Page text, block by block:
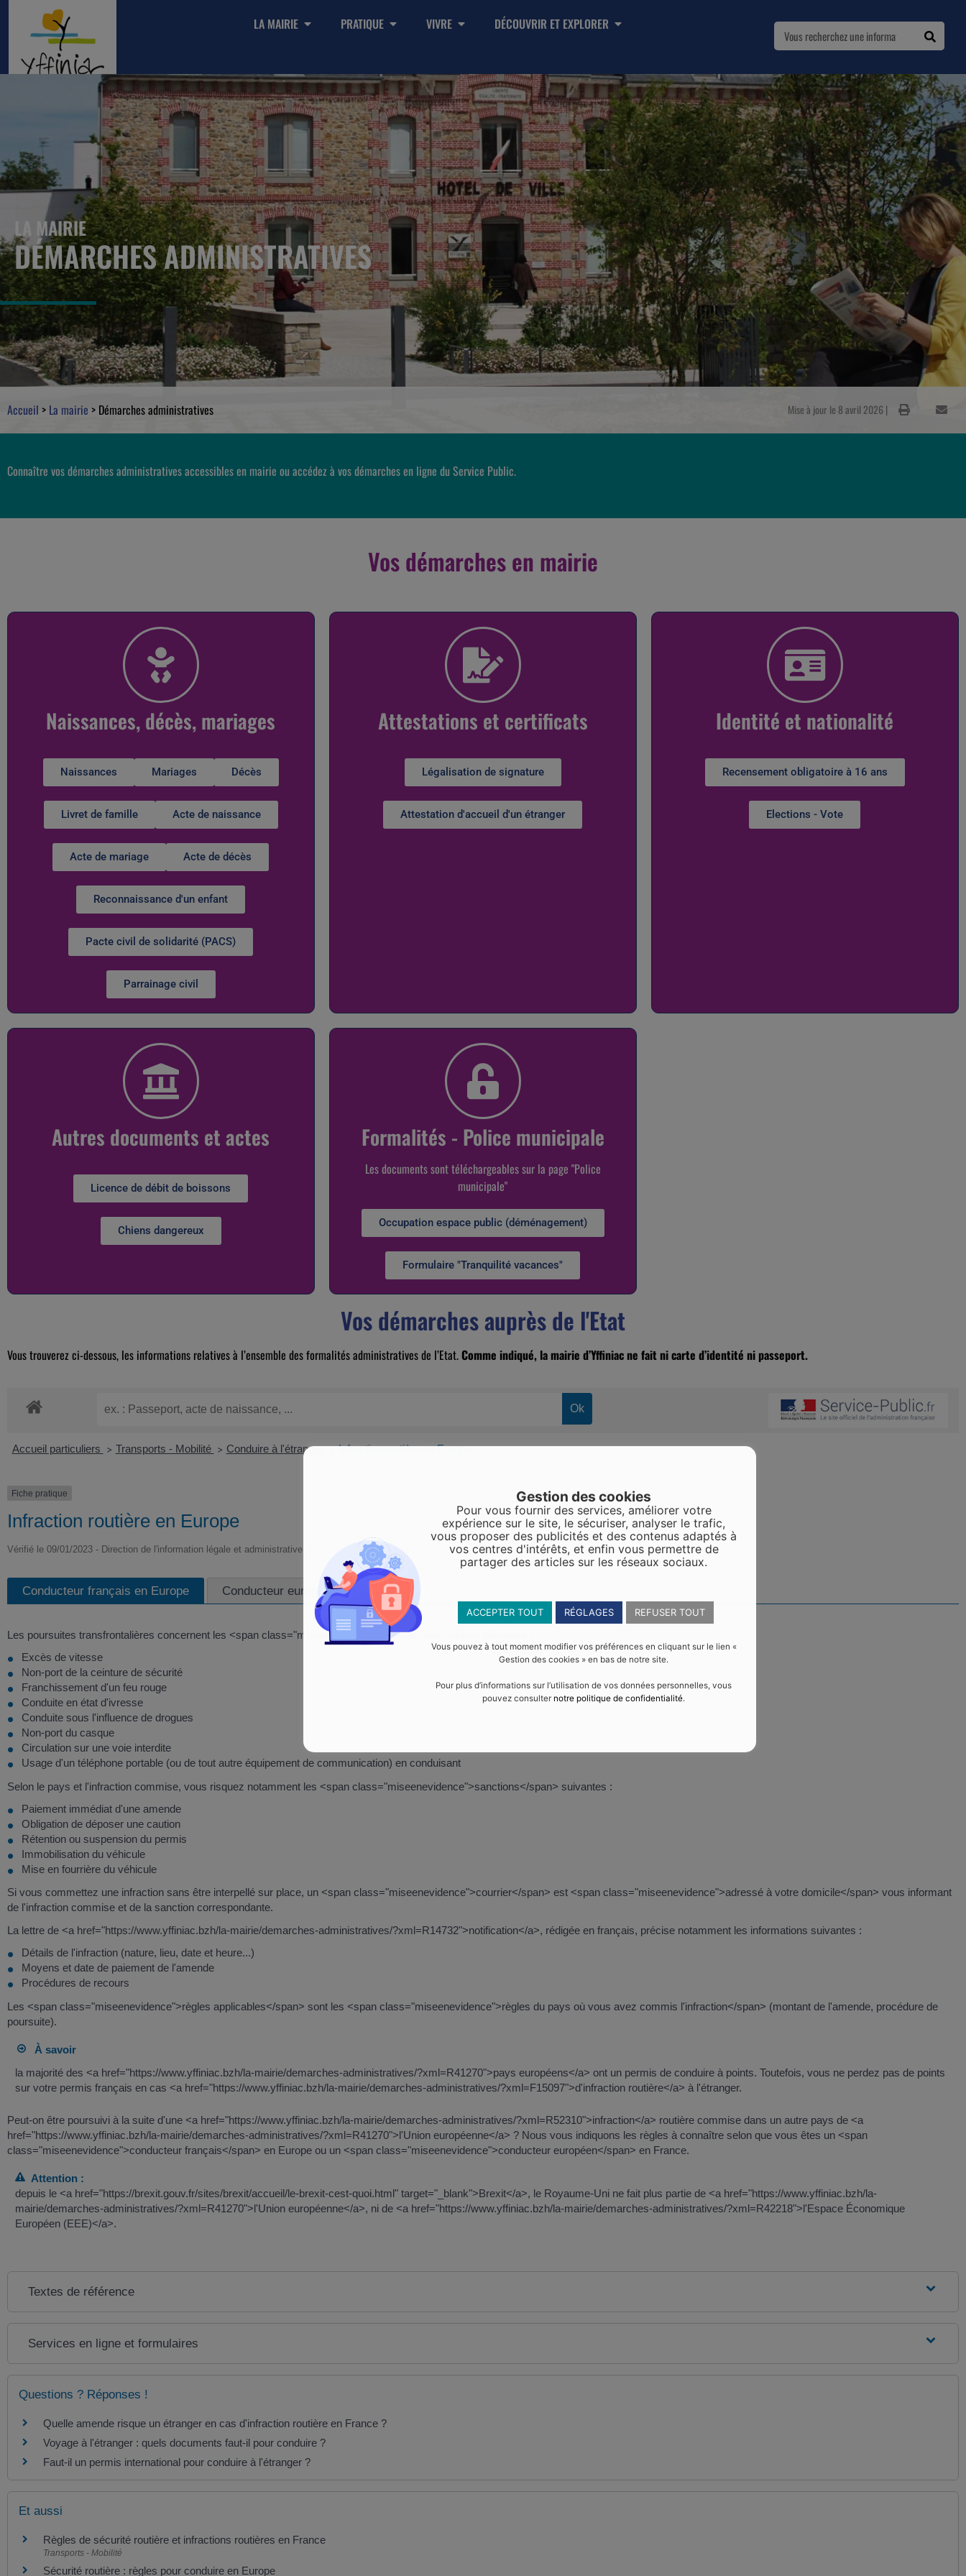
LA MAIRIE PRATIQUE VIVRE DÉCOUVRIR ET EXPLORER
LA MAIRIE
DÉMARCHES ADMINISTRATIVES
Accueil > La mairie > Démarches administratives Mise à jour le 8 avril 2026 |
Connaître vos démarches administratives accessibles en mairie ou accédez à vos démarches en ligne du Service Public.
Vos démarches en mairie
Naissances, décès, mariages
Naissances Mariages Décès
Livret de famille Acte de naissance
Acte de mariage Acte de décès
Reconnaissance d'un enfant
Pacte civil de solidarité (PACS)
Parrainage civil
Attestations et certificats
Légalisation de signature
Attestation d'accueil d'un étranger
Identité et nationalité
Recensement obligatoire à 16 ans
Elections - Vote
Autres documents et actes
Licence de débit de boissons
Chiens dangereux
Formalités - Police municipale
Les documents sont téléchargeables sur la page "Police
municipale"
Occupation espace public (déménagement)
Formulaire "Tranquilité vacances"
Vos démarches auprès de l'Etat
Vous trouverez ci-dessous, les informations relatives à l’ensemble des formalités administratives de l’Etat.Comme indiqué, la mairie d’Yffiniac ne fait ni carte d’identité ni passeport.
Accueil particuliers > Transports - Mobilité > Conduire à l'étranger> Infraction routière en Europe
Fiche pratique
Infraction routière en Europe
Vérifié le 09/01/2023 - Direction de l'information légale et administrative (Première ministre)
Conducteur français en Europe Conducteur européen en France
Les poursuites transfrontalières concernent les <span class="miseenevidence">8 infractions</span> suivantes :
Excès de vitesse
Non-port de la ceinture de sécurité
Franchissement d'un feu rouge
Conduite en état d'ivresse
Conduite sous l'influence de drogues
Non-port du casque
Circulation sur une voie interdite
Usage d'un téléphone portable (ou de tout autre équipement de communication) en conduisant
Selon le pays et l'infraction commise, vous risquez notamment les <span class="miseenevidence">sanctions</span> suivantes :
Paiement immédiat d'une amende
Obligation de déposer une caution
Rétention ou suspension du permis
Immobilisation du véhicule
Mise en fourrière du véhicule
Si vous commettez une infraction sans être interpellé sur place, un <span class="miseenevidence">courrier</span> est <span class="miseenevidence">adressé à votre domicile</span> vous informant
de l'infraction commise et de la sanction correspondante.
La lettre de <a href="https://www.yffiniac.bzh/la-mairie/demarches-administratives/?xml=R14732">notification</a>, rédigée en français, précise notamment les informations suivantes :
Détails de l'infraction (nature, lieu, date et heure...)
Moyens et date de paiement de l'amende
Procédures de recours
Les <span class="miseenevidence">règles applicables</span> sont les <span class="miseenevidence">règles du pays où vous avez commis l'infraction</span> (montant de l'amende, procédure de
poursuite).
À savoir
la majorité des <a href="https://www.yffiniac.bzh/la-mairie/demarches-administratives/?xml=R41270">pays européens</a> ont un permis de conduire à points. Toutefois, vous ne perdez pas de points
sur votre permis français en cas <a href="https://www.yffiniac.bzh/la-mairie/demarches-administratives/?xml=F15097">d'infraction routière</a> à l'étranger.
Peut-on être poursuivi à la suite d'une <a href="https://www.yffiniac.bzh/la-mairie/demarches-administratives/?xml=R52310">infraction</a> routière commise dans un autre pays de <a
href="https://www.yffiniac.bzh/la-mairie/demarches-administratives/?xml=R41270">l'Union européenne</a> ? Nous vous indiquons les règles à connaître selon que vous êtes un <span
class="miseenevidence">conducteur français</span> en Europe ou un <span class="miseenevidence">conducteur européen</span> en France.
Attention :
depuis le <a href="https://brexit.gouv.fr/sites/brexit/accueil/le-brexit-cest-quoi.html" target="_blank">Brexit</a>, le Royaume-Uni ne fait plus partie de <a href="https://www.yffiniac.bzh/la-
mairie/demarches-administratives/?xml=R41270">l'Union européenne</a>, ni de <a href="https://www.yffiniac.bzh/la-mairie/demarches-administratives/?xml=R42218">l'Espace Économique
Européen (EEE)</a>.
Textes de référence
Services en ligne et formulaires
Questions ? Réponses !
Quelle amende risque un étranger en cas d'infraction routière en France ?
Voyage à l'étranger : quels documents faut-il pour conduire ?
Faut-il un permis international pour conduire à l'étranger ?
Et aussi
Règles de sécurité routière et infractions routières en France
Transports - Mobilité
Sécurité routière : règles pour conduire en Europe
Gestion des cookies
Pour vous fournir des services, améliorer votre
expérience sur le site, le sécuriser, analyser le trafic,
vous proposer des publicités et des contenus adaptés à
vos centres d'intérêts, et enfin vous permettre de
partager des articles sur les réseaux sociaux.
ACCEPTER TOUT RÉGLAGES REFUSER TOUT
Vous pouvez à tout moment modifier vos préférences en cliquant sur le lien «
Gestion des cookies » en bas de notre site.
Pour plus d’informations sur l’utilisation de vos données personnelles, vous
pouvez consulter notre politique de confidentialité.